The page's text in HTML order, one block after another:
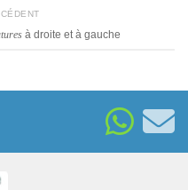
à droite et à gauche